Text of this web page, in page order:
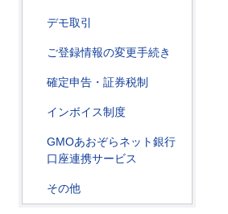
デモ取引
ご登録情報の変更手続き
確定申告・証券税制
インボイス制度
GMOあおぞらネット銀行
口座連携サービス
その他